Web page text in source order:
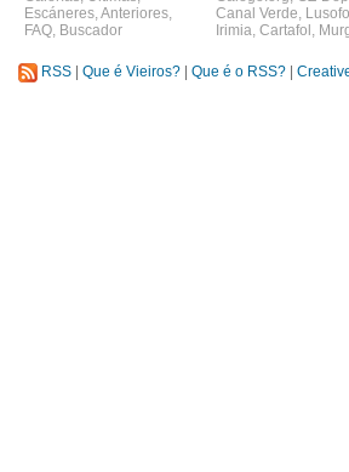
Escáneres,Anteriores,
FAQ, Buscador
Canal Verde,
Irimia, Cartafol ,
RSS Que é Vieiros? Que é o RSS?